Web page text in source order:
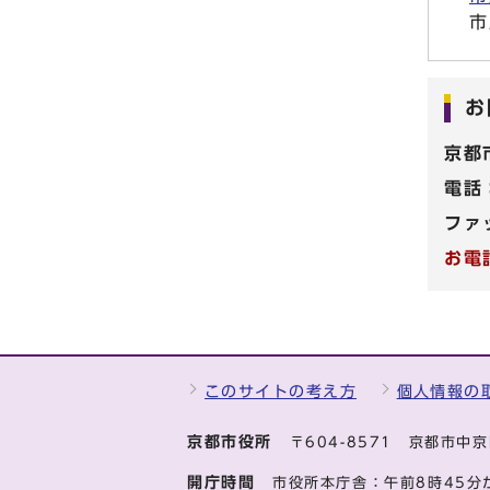
京都
電話
ファ
お電
このサイトの考え方 個人情報の
京都市役所 〒604-8571 京都市中京
開庁時間 市役所本庁舎：午前8時45